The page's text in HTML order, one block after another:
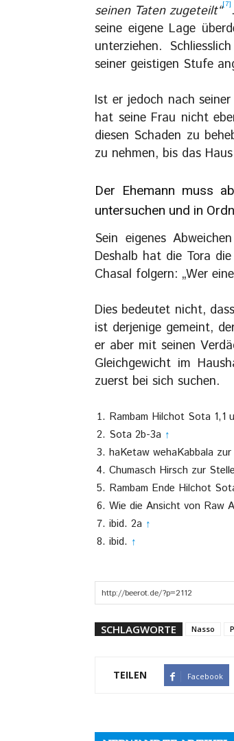
seinen Taten zugeteilt“[7]
seine eigene Lage
unterziehen.
seiner geistigen Stufe
Ist er jedoch nach
hat seine Frau nicht
diesen Schaden zu
zu nehmen, bis das
Der Ehemann muss
untersuchen und in
Sein eigenes
Deshalb hat die Tora
Chasal folgern: „Wer
Dies bedeutet nicht,
ist derjenige gemeint,
er aber mit seinen
Gleichgewicht im
zuerst bei sich suchen.
Rambam Hilchot Sota 1,1
Sota 2b-3a ↑
haKetaw wehaKabbala
Chumasch Hirsch zur Stelle
Rambam Ende Hilchot
Wie die Ansicht von Raw
ibid. 2a ↑
ibid. ↑
SCHLAGWORTE Nasso
TEILEN Facebook